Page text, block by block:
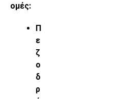
ομές:
Π
ε
ζ
ο
δ
ρ